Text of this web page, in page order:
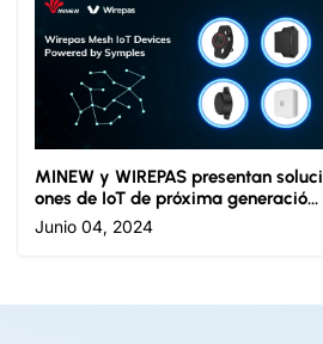
MINEW y WIREPAS presentan soluci
ones de IoT de próxima generación
para seguimiento y monitoreo de a
ctivos
Junio 04, 2024